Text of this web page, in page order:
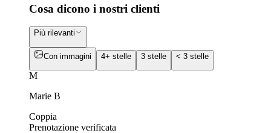
Cosa dicono i nostri clienti
Più rilevanti
Con immagini 4+ stelle 3 stelle < 3 stelle
M
Marie B
Coppia
Prenotazione verificata